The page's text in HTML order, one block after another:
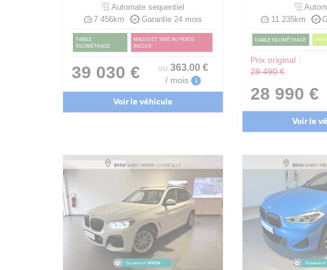
Automate sequentiel
7 456km
Garantie 24 mois
FAIBLE
KILOMÉTRAGE
MALUS ET TAXE AU POIDS
INCLUS
39 030 € ou363.00 €
/ mois i
Voir le véhicule
11 235km
FAIBLE KILOMÉTRAGE
Prix original :
29 490 €
28 990 €
Voir le